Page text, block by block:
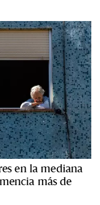
en la mediana
más de